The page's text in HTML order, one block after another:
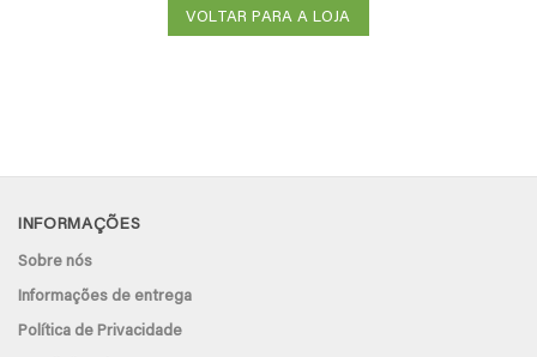
VOLTAR PARA A LOJA
INFORMAÇÕES
Sobre nós
Informações de entrega
Política de Privacidade